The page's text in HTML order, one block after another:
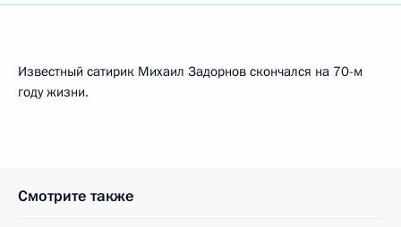
Известный сатирик Михаил Задорнов скончался на 70-м
году жизни.
Смотрите также